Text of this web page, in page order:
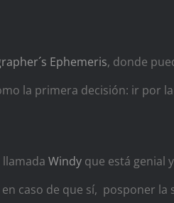
Ephemeris, donde
la primera decisión: ir por
Windyque está genial
caso de que sí, posponer la